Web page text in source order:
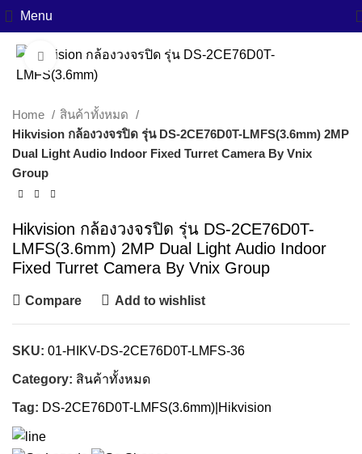
Menu
Click to enlarge
Home
สินค้าทั้งหมด
Hikvision กล้องวงจรปิด รุ่น DS-2CE76D0T-LMFS(3.6mm) 2MP
Dual Light Audio Indoor Fixed Turret Camera By Vnix
Group
Hikvision กล้องวงจรปิด รุ่น DS-2CE76D0T-
LMFS(3.6mm) 2MP Dual Light Audio Indoor
Fixed Turret Camera By Vnix Group
Compare Add to wishlist
SKU: 01-HIKV-DS-2CE76D0T-LMFS-36
Category: สินค้าทั้งหมด
Tag: DS-2CE76D0T-LMFS(3.6mm)|Hikvision